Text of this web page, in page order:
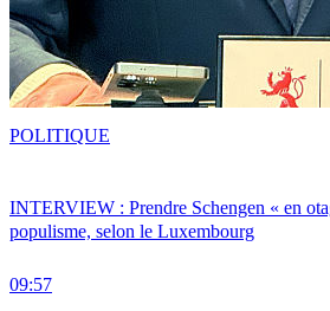
INTERVIEW : Prendre Schengen « en
populisme, selon le Luxembourg
09:57
POLITIQUE